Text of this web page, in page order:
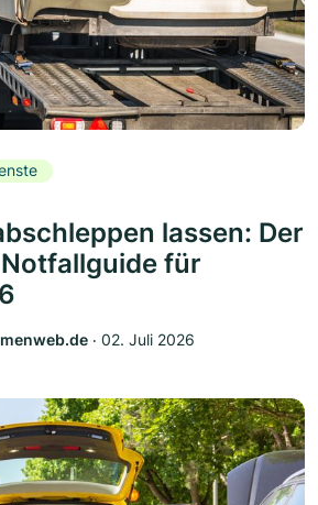
lassen: Der
für
‧ 02. Juli 2026